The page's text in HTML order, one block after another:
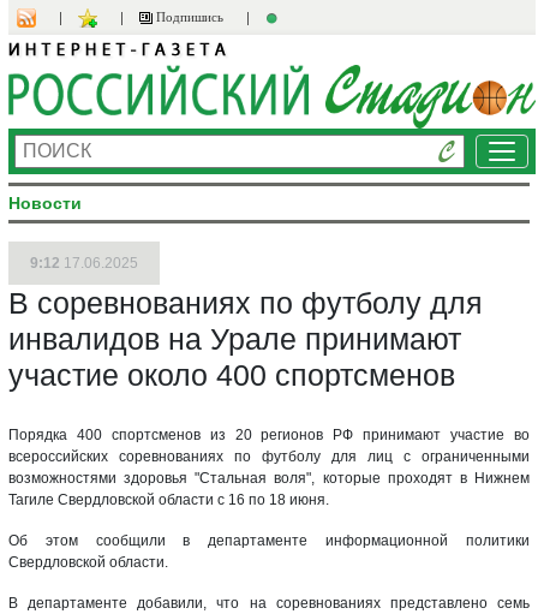
Подпишись
Новости
9:12 17.06.2025
В соревнованиях по футболу для
инвалидов на Урале принимают
участие около 400 спортсменов
Порядка 400 спортсменов из 20 регионов РФ принимают участие во
всероссийских соревнованиях по футболу для лиц с ограниченными
возможностями здоровья "Стальная воля", которые проходят в Нижнем
Тагиле Свердловской области с 16 по 18 июня.
Об этом сообщили в департаменте информационной политики
Свердловской области.
В департаменте добавили, что на соревнованиях представлено семь